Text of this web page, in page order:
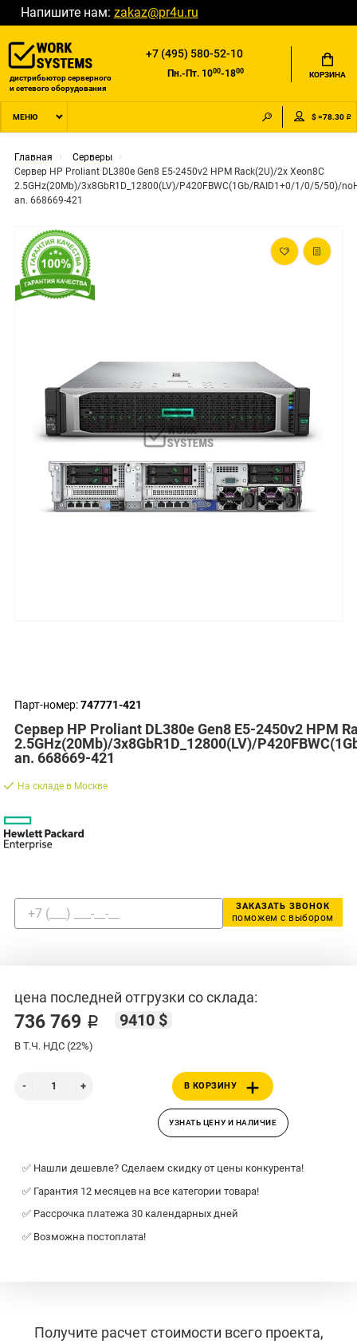
Напишите нам: zakaz@pr4u.ru
дистрибьютор серверного
и сетевого оборудования
+7 (495) 580-52-10
Пн.-Пт. 1000-1800 КОРЗИНА
МЕНЮ $ =78.30 ₽
Главная
Серверы
Сервер HP Proliant DL380e Gen8 E5-2450v2 HPM Rack(2U)/2x Xeon8C
2.5GHz(20Mb)/3x8GbR1D_12800(LV)/P420FBWC(1Gb/RAID1+0/1/0/5/50)/
an. 668669-421
Парт-номер:747771-421
Сервер HP Proliant DL380e Gen8 E5-2450v2 HPM
2.5GHz(20Mb)/3x8GbR1D_12800(LV)/
an. 668669-421
На складе в Москве
ЗАКАЗАТЬ ЗВОНОК
поможем с выбором
цена последней отгрузки со склада:
736 769 ₽ 9410 $
В Т.Ч. НДС (22%)
В КОРЗИНУ
УЗНАТЬ ЦЕНУ И НАЛИЧИЕ
✅ Нашли дешевле? Сделаем скидку от цены конкурента!
✅ Гарантия 12 месяцев на все категории товара!
✅ Рассрочка платежа 30 календарных дней
✅ Возможна постоплата!
Получите расчет стоимости всего проекта,